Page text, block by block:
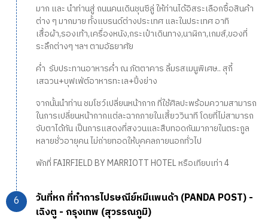
มาก และ นำท่านสู่ ถนนคนเดินชุนซีลู่ ให้ท่านได้อิสระเลือกซื้อสินค้า
ต่าง ๆ มากมาย ทั้งแบรนด์ต่างประเทศ และในประเทศ อาทิ
เสื้อผ้า,รองเท้า,เครื่องหนัง,กระเป๋าเดินทาง,นาฬิกา,เกมส์,ของที่
ระลึกต่างๆ ฯลฯ ตามอัธยาศัย
ค่ำ รับประทานอาหารค่ำ ณ ภัตตาคาร ลิ้มรสเมนูพิเศษ.. สุกี้
เสฉวน+บุฟเฟ่ต์อาหารทะเล+ปิ้งย่าง
จากนั้นนำท่าน ชมโชว์เปลี่ยนหน้ากาก ที่ใช้ศิลปะพร้อมความสามารถ
ในการเปลี่ยนหน้ากากแต่ละฉากภายในเสี้ยววินาที โดยที่ไม่สามารถ
จับตาได้ทัน เป็นการแสดงที่สงวนและสืบทอดกันมาภายในตระกูล
หลายชั่วอายุคน ไม่ถ่ายทอดให้บุคคลภายนอกทั่วไป
พักที่ FAIRFIELD BY MARRIOTT HOTEL หรือเทียบเท่า 4
วันที่หก ที่ทำการไปรษณีย์หมีแพนด้า (PANDA POST) -
เฉิงตู - กรุงเทพ (สุวรรณภูมิ)